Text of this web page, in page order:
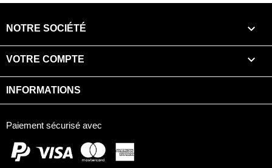
Lien
Voir
TRANSALP FURIOUS RED (R167A) de 1990
Lien
Lien
Voir
NOTRE SOCIÉTÉ 
VOTRE COMPTE 
INFORMATIONS
Paiement sécurisé avec